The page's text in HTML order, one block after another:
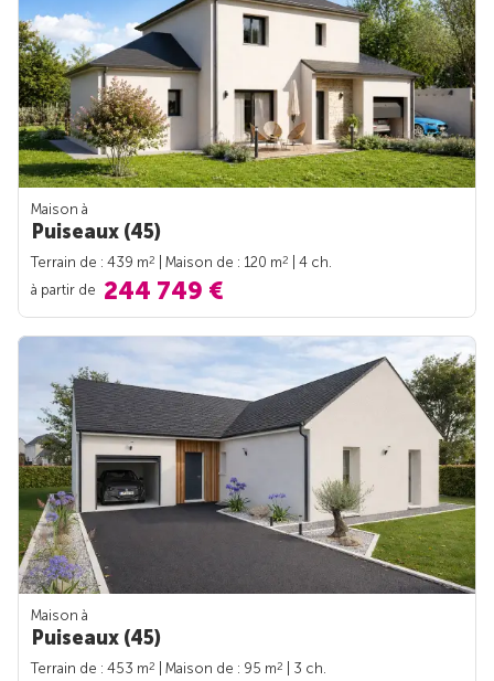
Maison à
Puiseaux (45)
Terrain de : 439 m2 | Maison de : 120 m2
| 4 ch.
à partir de 244 749 €
Maison à
Puiseaux (45)
Terrain de : 453 m2 | Maison de : 95 m2
| 3 ch.